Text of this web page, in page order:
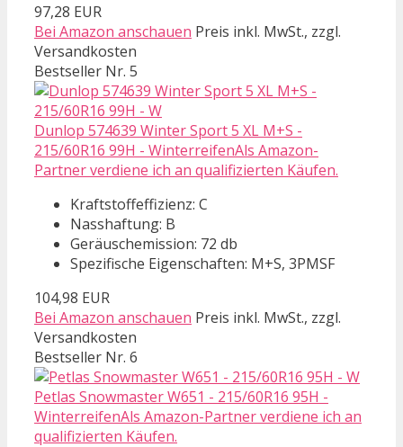
97,28 EUR
Bei Amazon anschauen Preis inkl. MwSt., zzgl.
Versandkosten
Bestseller Nr. 5
Dunlop 574639 Winter Sport 5 XL M+S -
215/60R16 99H - WinterreifenAls Amazon-
Partner verdiene ich an qualifizierten Käufen.
Kraftstoffeffizienz: C
Nasshaftung: B
Geräuschemission: 72 db
Spezifische Eigenschaften: M+S, 3PMSF
104,98 EUR
Bei Amazon anschauen Preis inkl. MwSt., zzgl.
Versandkosten
Bestseller Nr. 6
Petlas Snowmaster W651 - 215/60R16 95H -
WinterreifenAls Amazon-Partner verdiene ich an
qualifizierten Käufen.